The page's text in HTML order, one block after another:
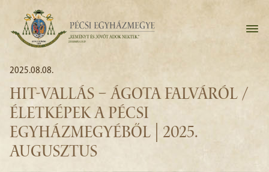
2025.08.08.
HIT-VALLÁS – ÁGOTA FALVÁRÓL /
ÉLETKÉPEK A PÉCSI
EGYHÁZMEGYÉBŐL | 2025.
AUGUSZTUS